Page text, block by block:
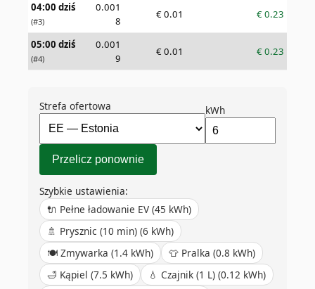
04:00 dziś
(#3)
0.001
8
€0.01 €0.23
05:00 dziś
(#4)
0.001
9
€ 0.01 €0.23
Strefa ofertowa kWh
Przelicz ponownie
Szybkie ustawienia:
🔌 Pełne ładowanie EV (45 kWh)
🚿 Prysznic (10 min) (6 kWh)
🍽️ Zmywarka (1.4 kWh) 👕 Pralka (0.8 kWh)
🛁 Kąpiel (7.5 kWh) 💧 Czajnik (1 L) (0.12 kWh)